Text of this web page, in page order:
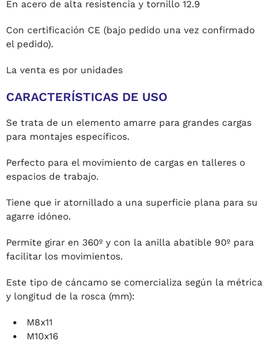
En acero de alta resistencia y tornillo 12.9
Con certificación CE (bajo pedido una vez confirmado
el pedido).
La venta es por unidades
CARACTERÍSTICAS DE USO
Se trata de un elemento amarre para grandes cargas
para montajes específicos.
Perfecto para el movimiento de cargas en talleres o
espacios de trabajo.
Tiene que ir atornillado a una superficie plana para su
agarre idóneo.
Permite girar en 360º y con la anilla abatible 90º para
facilitar los movimientos.
Este tipo de cáncamo se comercializa según la métrica
y longitud de la rosca (mm):
M8x11
M10x16